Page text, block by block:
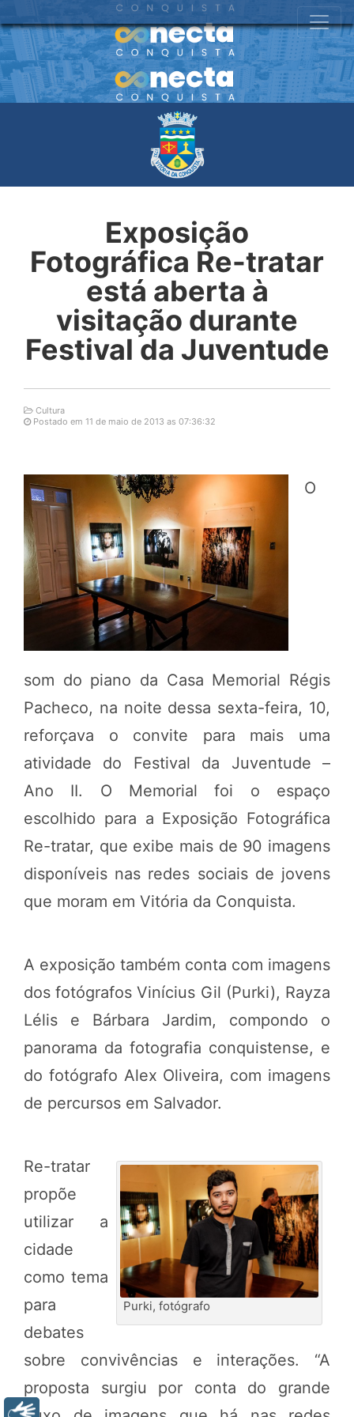
Exposição
Fotográfica Re-tratar
está aberta à
visitação durante
Festival da Juventude
Cultura
Postado em 11 de maio de 2013 as 07:36:32
O
som do piano da Casa Memorial Régis
Pacheco, na noite dessa sexta-feira, 10,
reforçava o convite para mais uma
atividade do Festival da Juventude –
Ano II. O Memorial foi o espaço
escolhido para a Exposição Fotográfica
Re-tratar, que exibe mais de 90 imagens
disponíveis nas redes sociais de jovens
que moram em Vitória da Conquista.
A exposição também conta com imagens
dos fotógrafos Vinícius Gil (Purki), Rayza
Lélis e Bárbara Jardim, compondo o
panorama da fotografia conquistense, e
do fotógrafo Alex Oliveira, com imagens
de percursos em Salvador.
Purki, fotógrafo
Re-tratar
propõe
utilizar a
cidade
como tema
para
debates
sobre convivências e interações. “A
proposta surgiu por conta do grande